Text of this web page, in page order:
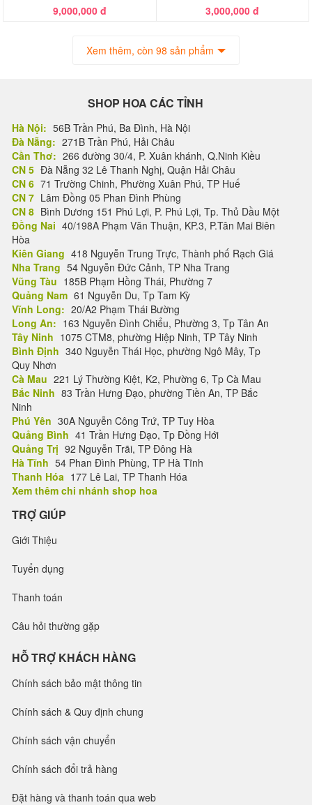
9,000,000 đ 3,000,000 đ
Xem thêm, còn 98 sản phẩm
SHOP HOA CÁC TỈNH
Hà Nội: 56B Trần Phú, Ba Đình, Hà Nội
Đà Nẵng: 271B Trần Phú, Hải Châu
Cần Thơ: 266 đường 30/4, P. Xuân khánh, Q.Ninh Kiều
CN 5 Đà Nẵng 32 Lê Thanh Nghị, Quận Hải Châu
CN 6 71 Trường Chinh, Phường Xuân Phú, TP Huế
CN 7 Lâm Đồng 05 Phan Đình Phùng
CN 8 Bình Dương 151 Phú Lợi, P. Phú Lợi, Tp. Thủ Dầu Một
Đồng Nai 40/198A Phạm Văn Thuận, KP.3, P.Tân Mai Biên
Hòa
Kiên Giang 418 Nguyễn Trung Trực, Thành phố Rạch Giá
Nha Trang 54 Nguyễn Đức Cảnh, TP Nha Trang
Vũng Tàu 185B Phạm Hồng Thái, Phường 7
Quảng Nam 61 Nguyễn Du, Tp Tam Kỳ
Vĩnh Long: 20/A2 Phạm Thái Bường
Long An: 163 Nguyễn Đình Chiểu, Phường 3, Tp Tân An
Tây Ninh 1075 CTM8, phường Hiệp Ninh, TP Tây Ninh
Bình Định 340 Nguyễn Thái Học, phường Ngô Mây, Tp
Quy Nhơn
Cà Mau 221 Lý Thường Kiệt, K2, Phường 6, Tp Cà Mau
Bắc Ninh 83 Trần Hưng Đạo, phường Tiền An, TP Bắc
Ninh
Phú Yên 30A Nguyễn Công Trứ, TP Tuy Hòa
Quảng Bình 41 Trần Hưng Đạo, Tp Đồng Hới
Quảng Trị 92 Nguyễn Trãi, TP Đông Hà
Hà Tĩnh 54 Phan Đình Phùng, TP Hà Tĩnh
Thanh Hóa 177 Lê Lai, TP Thanh Hóa
Xem thêm chi nhánh shop hoa
TRỢ GIÚP
Giới Thiệu
Tuyển dụng
Thanh toán
Câu hỏi thường gặp
HỖ TRỢ KHÁCH HÀNG
Chính sách bảo mật thông tin
Chính sách & Quy định chung
Chính sách vận chuyển
Chính sách đổi trả hàng
Đặt hàng và thanh toán qua web